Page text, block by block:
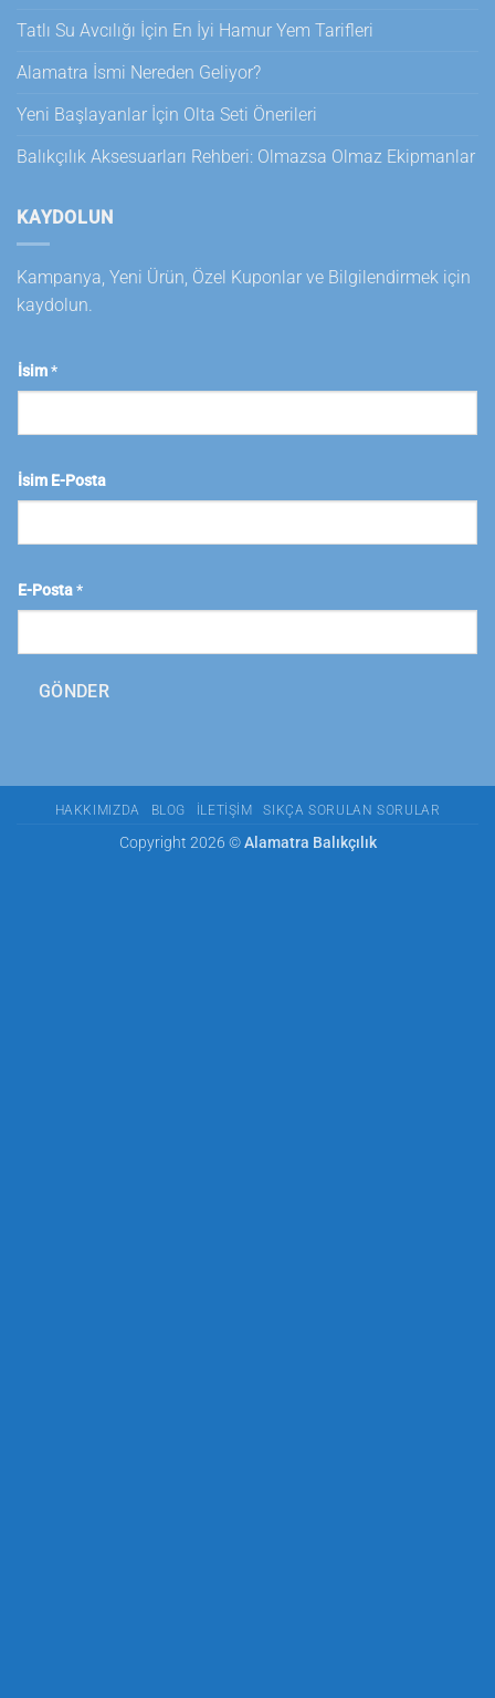
Tatlı Su Avcılığı İçin En İyi Hamur Yem Tarifleri
Alamatra İsmi Nereden Geliyor?
Yeni Başlayanlar İçin Olta Seti Önerileri
Balıkçılık Aksesuarları Rehberi: Olmazsa Olmaz Ekipmanlar
KAYDOLUN
Kampanya, Yeni Ürün, Özel Kuponlar ve Bilgilendirmek için
kaydolun.
İsim*
İsim E-Posta
E-Posta*
GÖNDER
HAKKIMIZDA BLOG İLETIŞIM SIKÇA SORULAN SORULAR
Copyright 2026 ©Alamatra Balıkçılık